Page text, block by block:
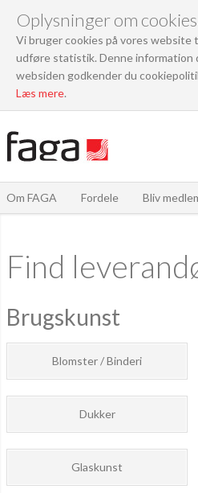
Oplysninger om cookies
Vi bruger cookies på vores website
udføre statistik. Denne information
websiden godkender du
Læs mere.
Om FAGA Fordele Bliv
Find
Brugskunst
Blomster / Binderi
Dukker
Glaskunst